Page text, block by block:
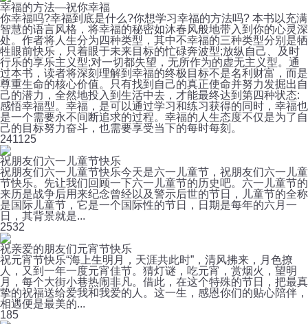
幸福的方法—祝你幸福
你幸福吗?幸福到底是什么?你想学习幸福的方法吗? 本书以充满
智慧的语言风格，将幸福的秘密如沐春风般地带入到你的心灵深
处。作者将人生分为四种类型，其中不幸福的三种类型分别是牺
牲眼前快乐，只着眼于未来目标的忙碌奔波型;放纵自己、及时
行乐的享乐主义型;对一切都失望，无所作为的虚无主义型。通
过本书，读者将深刻理解到幸福的终极目标不是名利财富，而是
尊重生命的核心价值。只有找到自己的真正使命并努力发掘出自
己的潜力，全然地投入到生活中去，才能最终达到第四种状态:
感悟幸福型。幸福，是可以通过学习和练习获得的同时，幸福也
是一个需要永不间断追求的过程。幸福的人生态度不仅是为了自
己的目标努力奋斗，也需要享受当下的每时每刻。
241125
祝朋友们六一儿童节快乐
祝朋友们六一儿童节快乐今天是六一儿童节，祝朋友们六一儿童
节快乐。先让我们回顾一下六一儿童节的历史吧。六一儿童节的
来历是战争后用来纪念曾经以及警示后世的节日，儿童节的全称
是国际儿童节，它是一个国际性的节日，日期是每年的六月一
日，其背景就是...
2532
祝亲爱的朋友们元宵节快乐
祝元宵节快乐“海上生明月，天涯共此时”，清风拂来，月色撩
人，又到一年一度元宵佳节。猜灯谜，吃元宵，赏烟火，望明
月，每个大街小巷热闹非凡。借此，在这个特殊的节日，把最真
挚的祝福送给爱我和我爱的人。这一生，感恩你们的贴心陪伴，
相遇便是最美的...
185